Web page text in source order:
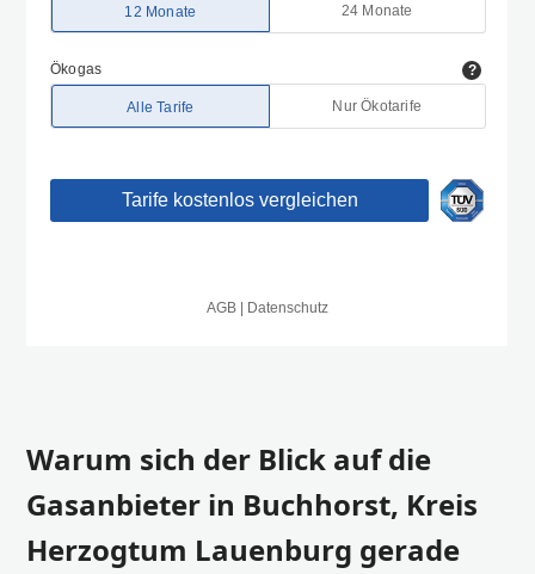
Warum sich der Blick auf die
Gasanbieter in Buchhorst, Kreis
Herzogtum Lauenburg gerade